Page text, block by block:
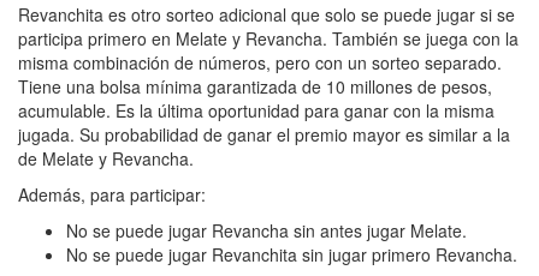
Revanchita es otro sorteo adicional que solo se puede jugar si se
participa primero en Melate y Revancha. También se juega con la
misma combinación de números, pero con un sorteo separado.
Tiene una bolsa mínima garantizada de 10 millones de pesos,
acumulable. Es la última oportunidad para ganar con la misma
jugada. Su probabilidad de ganar el premio mayor es similar a la
de Melate y Revancha.
Además, para participar:
No se puede jugar Revancha sin antes jugar Melate.
No se puede jugar Revanchita sin jugar primero Revancha.